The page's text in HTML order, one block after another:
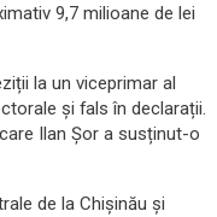
9,7 milioane de lei
la un viceprimar al
și fals în declarații.
Ilan Șor a susținut-o
de la Chișinău și